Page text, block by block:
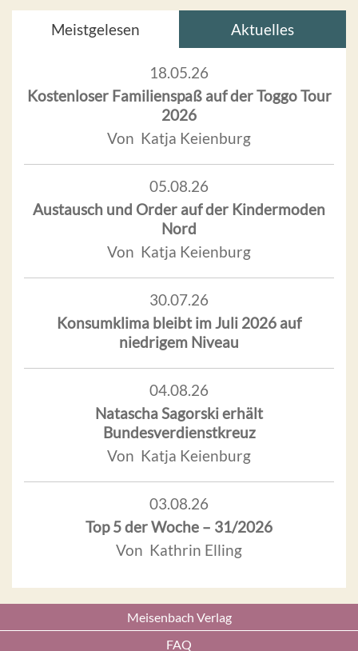
Meistgelesen Aktuelles
18.05.26
Kostenloser Familienspaß auf der Toggo Tour
2026
Von Katja Keienburg
05.08.26
Austausch und Order auf der Kindermoden
Nord
Von Katja Keienburg
30.07.26
Konsumklima bleibt im Juli 2026 auf
niedrigem Niveau
04.08.26
Natascha Sagorski erhält
Bundesverdienstkreuz
Von Katja Keienburg
03.08.26
Top 5 der Woche – 31/2026
Von Kathrin Elling
Meisenbach Verlag
FAQ